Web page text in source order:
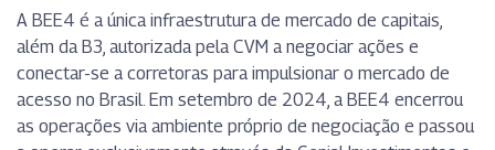
A BEE4 é a única infraestrutura de mercado de capitais,
além da B3, autorizada pela CVM a negociar ações e
conectar-se a corretoras para impulsionar o mercado de
acesso no Brasil. Em setembro de 2024, a BEE4 encerrou
as operações via ambiente próprio de negociação e passou